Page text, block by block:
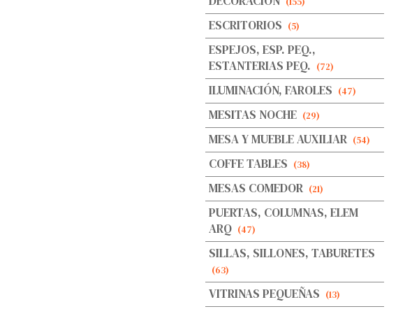
ESCRITORIOS (5)
ESPEJOS, ESP. PEQ.,
ESTANTERIAS PEQ. (72)
ILUMINACIÓN, FAROLES (47)
MESITAS NOCHE (29)
MESA Y MUEBLE AUXILIAR (54)
COFFE TABLES (38)
MESAS COMEDOR (21)
PUERTAS, COLUMNAS, ELEM
ARQ (47)
SILLAS, SILLONES, TABURETES
(63)
VITRINAS PEQUEÑAS (13)